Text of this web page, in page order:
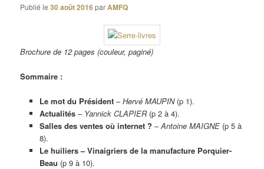
Publié le30 août 2016parAMFQ
Brochure de 12 pages (couleur, paginé)
Sommaire :
Le mot du Président–Hervé MAUPIN (p 1).
Actualités– Yannick CLAPIER (p 2 à 4).
Salles des ventes où internet ? –Antoine MAIGNE(p 5 à
8).
Le huiliers – Vinaigriers de la manufacture Porquier-
Beau (p 9 à 10).